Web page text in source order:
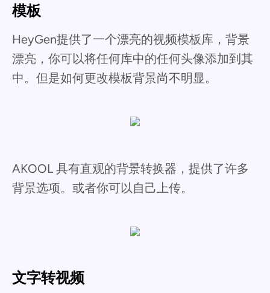
模板
HeyGen提供了一个漂亮的视频模板库，背景
漂亮，你可以将任何库中的任何头像添加到其
中。但是如何更改模板背景尚不明显。
AKOOL 具有直观的背景转换器，提供了许多
背景选项。或者你可以自己上传。
文字转视频